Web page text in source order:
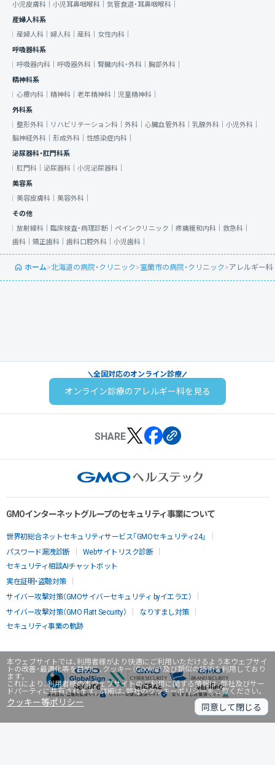
本ウェブサイトでは、利用者様がより快適にご利用いただけるよう本ウェブサイ
トの改善・最適化等を目的に、クッキー（Cookie）及び類似の技術を利用しており
ます。
これにより、利用者様の本ウェブサイトのご利用に関する情報は、弊社及びサー
ドパーティに共有されます。詳細は、弊社のクッキーポリシーをご覧ください。
クッキー等ポリシー 同意して閉じる
小児皮膚科｜ 小児耳鼻咽喉科｜ 気管食道・耳鼻咽喉科｜
産婦人科系
産婦人科｜ 婦人科｜ 産科｜ 女性内科｜
呼吸器科系
呼吸器内科｜ 呼吸器外科｜ 腎臓内科・外科｜ 胸部外科｜
精神科系
心療内科｜ 精神科｜ 老年精神科｜ 児童精神科｜
外科系
整形外科｜
リハビリテーション科｜ 外科｜ 心臓血管外科｜ 乳腺外科｜ 小児外科｜
脳神経外科｜ 形成外科｜ 性感染症内科｜
泌尿器科・肛門科系
肛門科｜ 泌尿器科｜ 小児泌尿器科｜
美容系
美容皮膚科｜ 美容外科｜
その他
放射線科｜ 臨床検査・病理診断｜ ペインクリニック｜ 疼痛緩和内科｜ 救急科｜
歯科｜ 矯正歯科｜ 歯科口腔外科｜ 小児歯科｜
ホーム>北海道の病院・クリニック>室蘭市の病院・クリニック>アレルギー科
全国対応のオンライン診療
オンライン診療のアレルギー科を見る
SHARE
GMOインターネットグループのセキュリティ事業について
世界初総合ネットセキュリティサービス「GMOセキュリティ24」
パスワード漏洩診断
Webサイトリスク診断
セキュリティ相談AIチャットボット
実在証明・盗聴対策
サイバー攻撃対策（GMOサイバーセキュリティ byイエラエ）
サイバー攻撃対策（GMO Flatt Security）
なりすまし対策
セキュリティ事業の軌跡